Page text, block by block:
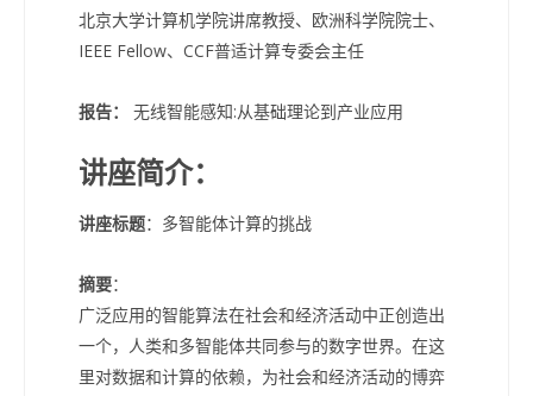
北京大学计算机学院讲席教授、欧洲科学院院士、
IEEE Fellow、CCF普适计算专委会主任
报告： 无线智能感知:从基础理论到产业应用
讲座简介：
讲座标题：多智能体计算的挑战
摘要：
广泛应用的智能算法在社会和经济活动中正创造出
一个，人类和多智能体共同参与的数字世界。在这
里对数据和计算的依赖，为社会和经济活动的博弈